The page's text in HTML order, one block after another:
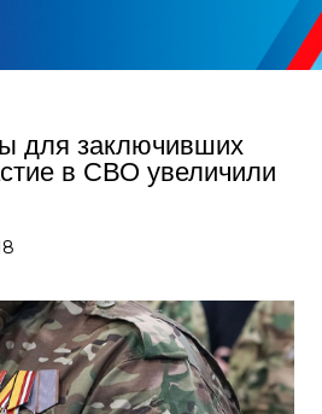
для заключивших
в СВО увеличили